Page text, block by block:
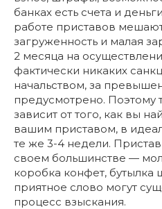
банках есть счета и
работе приставов
загруженность и малая
2 месяца на
фактически никаких
начальством, за
предусмотрено. Поэтому
зависит от того, как вы
вашим приставом, в
те же 3-4 недели.
своем большинстве —
коробка конфет, бутылка
приятное слово могут
процесс взыскания.